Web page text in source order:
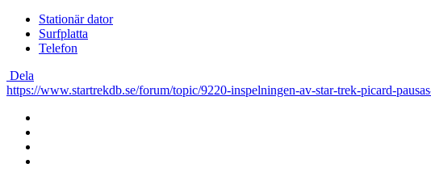
Stationär dator
Surfplatta
Telefon
Dela
https://www.startrekdb.se/forum/topic/9220-inspelningen-av-star-trek-picard-